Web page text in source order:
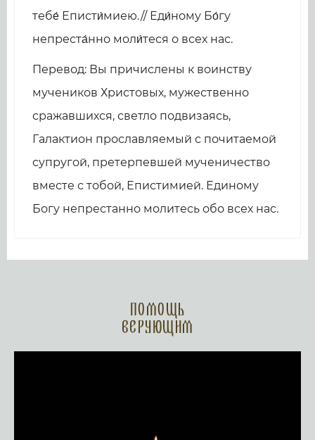
тебе́ Еписти́миею.// Еди́ному Бо́гу
непреста́нно моли́теся о всех нас.
Перевод: Вы причислены к воинству
мучеников Христовых, мужественно
сражавшихся, светло подвизаясь,
Галактион прославляемый с почитаемой
супругой, претерпевшей мученичество
вместе с тобой, Епистимией. Единому
Богу непрестанно молитесь обо всех нас.
Помощь
верующим